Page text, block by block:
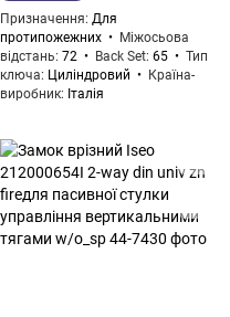
Призначення Для
протипожежних
Міжосьова
відстань 72 Back Set 65
Тип
ключа
Циліндровий
Країна-
виробник
Італія